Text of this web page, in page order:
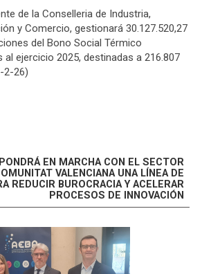
de la Conselleria de Industria,
y Comercio, gestionará 30.127.520,27
del Bono Social Térmico
ejercicio 2025, destinadas a 216.807
2-26)
EN MARCHA CON EL SECTOR
VALENCIANA UNA LÍNEA DE
REDUCIR BUROCRACIA Y ACELERAR
PROCESOS DE INNOVACIÓN